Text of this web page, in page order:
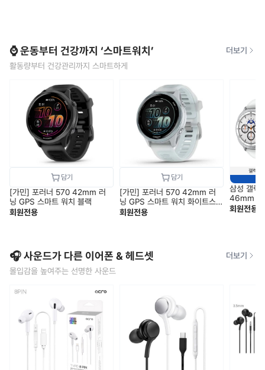
⌚ 운동부터 건강까지 ‘스마트워치’
활동량부터 건강관리까지 스마트하게
더보기
[가민] 포러너 570 42mm 러
닝 GPS 스마트 워치 블랙
회원전용
[가민] 포러너 570 42mm 러
닝 GPS 스마트 워치 화이트스
톤
회원전용
삼성 갤럭
46mm 블
1) SM-
회원전용
🎧 사운드가 다른 이어폰 & 헤드셋
몰입감을 높여주는 선명한 사운드
더보기